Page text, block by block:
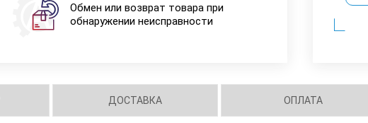
Обмен или возврат товара при
обнаружении неисправности
ДОСТАВКА ОПЛАТА